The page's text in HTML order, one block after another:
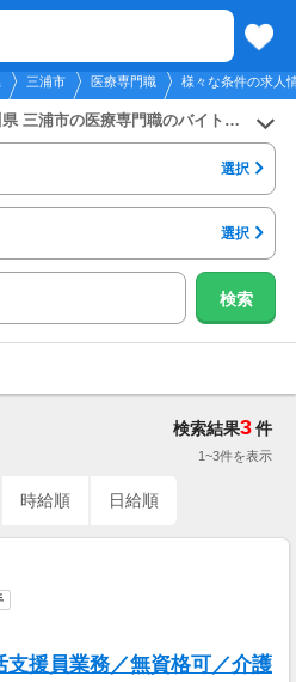
メニュー
三浦市 医療専門職 様々な条件の求人
門職のバイト・アルバイト・パートの求人募集情報
選択
選択
検索
検索結果3件
1~3件を表示
時給順 日給順
支援員業務／無資格可／介護